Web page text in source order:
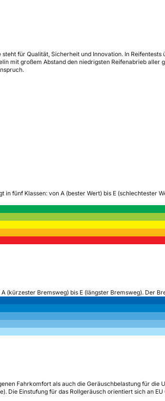
für Qualität, Sicherheit und Innovation. In
mit großem Abstand den niedrigsten Reifenabrieb
in fünf Klassen: von A (bester Wert) bis E (schlechtester
(kürzester Bremsweg) bis E (längster Bremsweg). Der
Fahrkomfort als auch die Geräuschbelastung für die
Die Einstufung für das Rollgeräusch orientiert sich an